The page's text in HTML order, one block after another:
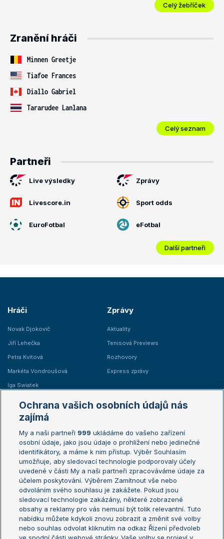
Celý žebříček
Zranění hráči
Minnen Greetje
Tiafoe Frances
Diallo Gabriel
Tararudee Lanlana
Celý seznam
Partneři
Live výsledky Zprávy
Livescore.in Sport odds
EuroFotbal eFotbal
Další partneři
Hráči
Novak Djokovič
Jiří Lehečka
Petra Kvitová
Markéta Vondroušová
Iga Swiatek
Zprávy
Aktuality
Tenisová Previews
Rozhovory
Express zprávy
Žebříčky
Žebříček ATP (muži)
Žebříček WTA (ženy)
Sázkařský žebříček
Australian Open
French Open
Wimbledon
US Open
Turnaj mistrů
Turnaj mistryň
Aktualní trendy
Fotbalové přestupy
Ochrana vašich osobních údajů nás
zajímá
My a naši partneři 999 ukládáme do vašeho zařízení
osobní údaje, jako jsou údaje o prohlížení nebo jedinečné
identifikátory, a máme k nim přístup. Výběr Souhlasím
umožňuje, aby sledovací technologie podporovaly účely
uvedené v části My a naši partneři zpracováváme údaje za
účelem poskytování. Výběrem Zamítnout vše nebo
odvoláním svého souhlasu je zakážete. Pokud jsou
sledovací technologie zakázány, některé zobrazené
obsahy a reklamy pro vás nemusí být tolik relevantní. Tuto
nabídku můžete kdykoli znovu zobrazit a změnit své volby
nebo souhlas odvolat kliknutím na odkaz Řízení předvoleb